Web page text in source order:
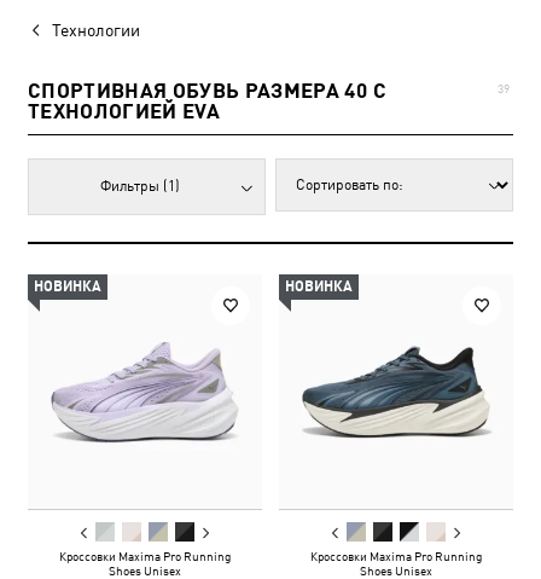
Технологии
CПОРТИВНАЯ ОБУВЬ РАЗМЕРА 40 С
ТЕХНОЛОГИЕЙ EVA
39
Фильтры (1)
НОВИНКА
Кроссовки Maxima Pro Running
Shoes Unisex
НОВИНКА
Кроссовки Maxima Pro Running
Shoes Unisex